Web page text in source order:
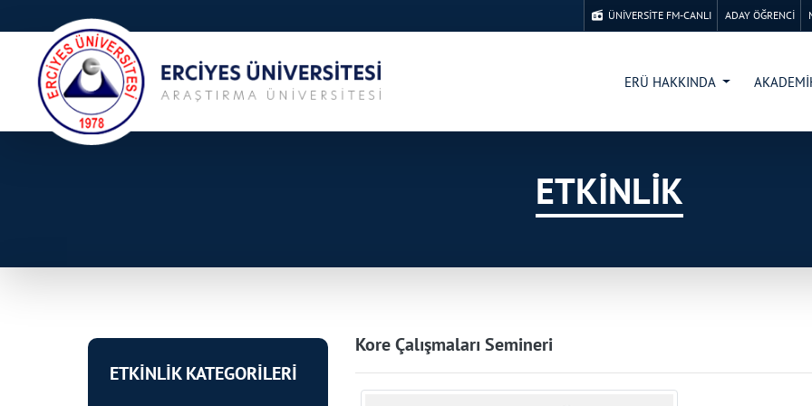
ÜNİVERSİTE FM-CANLI ADAY ÖĞRENCİ
ERÜ HAKKINDA
ETKİNLİK
ETKİNLİK KATEGORİLERİ
Kore Çalışmaları Semineri